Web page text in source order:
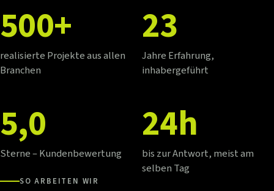
500+
realisierte Projekte aus allen
Branchen
23
Jahre Erfahrung,
inhabergeführt
5,0
Sterne – Kundenbewertung
24h
bis zur Antwort, meist am
selben Tag
SO ARBEITEN WIR